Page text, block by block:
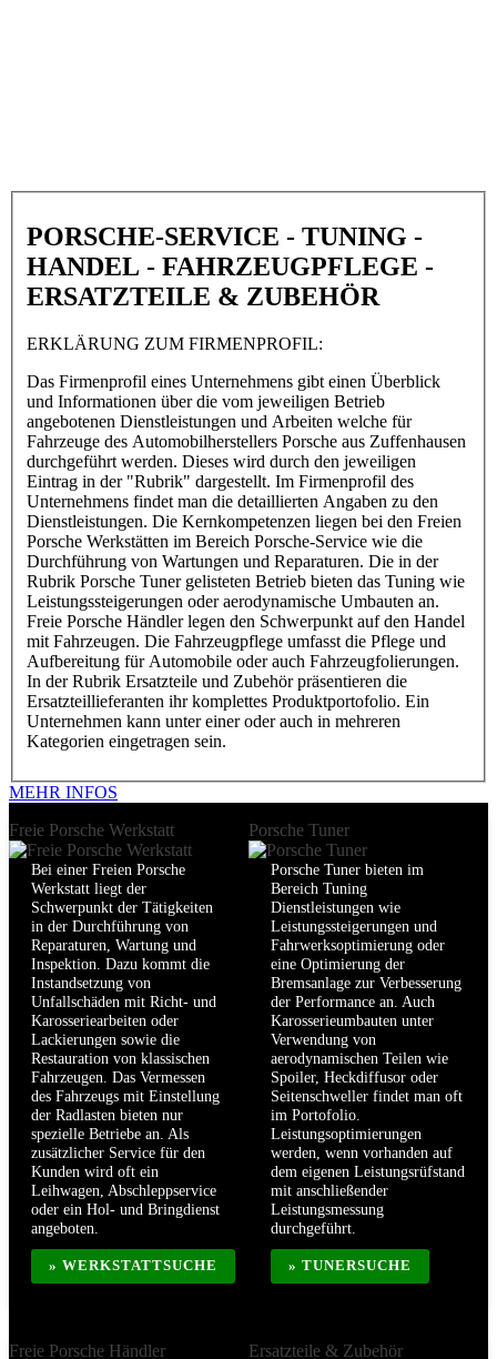
PORSCHE-SERVICE - TUNING -
HANDEL - FAHRZEUGPFLEGE -
ERSATZTEILE & ZUBEHÖR
ERKLÄRUNG ZUM FIRMENPROFIL:
Das Firmenprofil eines Unternehmens gibt einen Überblick
und Informationen über die vom jeweiligen Betrieb
angebotenen Dienstleistungen und Arbeiten welche für
Fahrzeuge des Automobilherstellers Porsche aus Zuffenhausen
durchgeführt werden. Dieses wird durch den jeweiligen
Eintrag in der "Rubrik" dargestellt. Im Firmenprofil des
Unternehmens findet man die detaillierten Angaben zu den
Dienstleistungen. Die Kernkompetenzen liegen bei den Freien
Porsche Werkstätten im Bereich Porsche-Service wie die
Durchführung von Wartungen und Reparaturen. Die in der
Rubrik Porsche Tuner gelisteten Betrieb bieten das Tuning wie
Leistungssteigerungen oder aerodynamische Umbauten an.
Freie Porsche Händler legen den Schwerpunkt auf den Handel
mit Fahrzeugen. Die Fahrzeugpflege umfasst die Pflege und
Aufbereitung für Automobile oder auch Fahrzeugfolierungen.
In der Rubrik Ersatzteile und Zubehör präsentieren die
Ersatzteillieferanten ihr komplettes Produktportofolio. Ein
Unternehmen kann unter einer oder auch in mehreren
Kategorien eingetragen sein.
MEHR INFOS
Freie Porsche Werkstatt
Bei einer Freien Porsche
Werkstatt liegt der
Schwerpunkt der Tätigkeiten
in der Durchführung von
Reparaturen, Wartung und
Inspektion. Dazu kommt die
Instandsetzung von
Unfallschäden mit Richt- und
Karosseriearbeiten oder
Lackierungen sowie die
Restauration von klassischen
Fahrzeugen. Das Vermessen
des Fahrzeugs mit Einstellung
der Radlasten bieten nur
spezielle Betriebe an. Als
zusätzlicher Service für den
Kunden wird oft ein
Leihwagen, Abschleppservice
oder ein Hol- und Bringdienst
angeboten.
» WERKSTATTSUCHE
Porsche Tuner
Porsche Tuner bieten im
Bereich Tuning
Dienstleistungen wie
Leistungssteigerungen und
Fahrwerksoptimierung oder
eine Optimierung der
Bremsanlage zur Verbesserung
der Performance an. Auch
Karosserieumbauten unter
Verwendung von
aerodynamischen Teilen wie
Spoiler, Heckdiffusor oder
Seitenschweller findet man oft
im Portofolio.
Leistungsoptimierungen
werden, wenn vorhanden auf
dem eigenen Leistungsrüfstand
mit anschließender
Leistungsmessung
durchgeführt.
» TUNERSUCHE
Freie Porsche Händler Ersatzteile & Zubehör